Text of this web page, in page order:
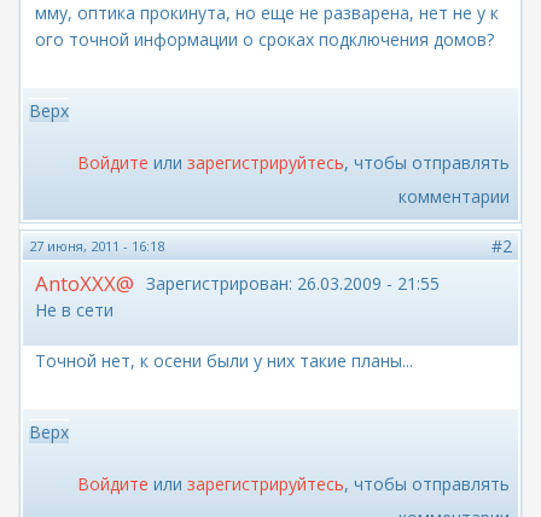
мму, оптика прокинута, но еще не разварена, нет не у к
ого точной информации о сроках подключения домов?
Верх
Войдите или зарегистрируйтесь, чтобы отправлять
комментарии
27 июня, 2011 - 16:18 #2
AntoXXX@
Не в сети
Зарегистрирован: 26.03.2009 - 21:55
Точной нет, к осени были у них такие планы...
Верх
Войдите или зарегистрируйтесь, чтобы отправлять